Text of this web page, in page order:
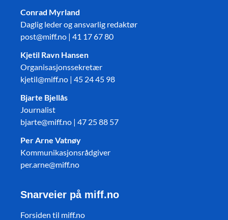
Conrad Myrland
Daglig leder og ansvarlig redaktør
post@miff.no | 41 17 67 80
Kjetil Ravn Hansen
Organisasjonssekretær
kjetil@miff.no | 45 24 45 98
Bjarte Bjellås
Journalist
bjarte@miff.no | 47 25 88 57
Per Arne Vatnøy
Kommunikasjonsrådgiver
per.arne@miff.no
Snarveier på miff.no
Forsiden til miff.no